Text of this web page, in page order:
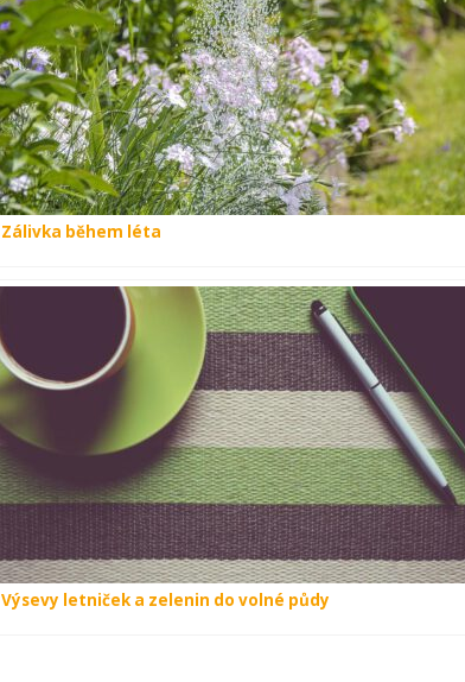
Zálivka během léta
Výsevy letniček a zelenin do volné půdy